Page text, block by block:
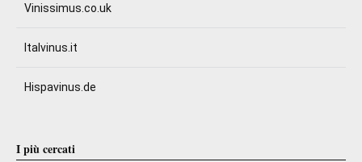
Vinissimus.co.uk
Italvinus.it
Hispavinus.de
I più cercati